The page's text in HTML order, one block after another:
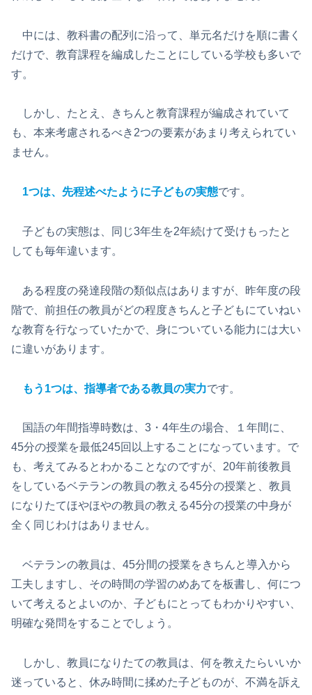
中には、教科書の配列に沿って、単元名だけを順に書く
だけで、教育課程を編成したことにしている学校も多いで
す。
しかし、たとえ、きちんと教育課程が編成されていて
も、本来考慮されるべき2つの要素があまり考えられてい
ません。
1つは、先程述べたように子どもの実態です。
子どもの実態は、同じ3年生を2年続けて受けもったと
しても毎年違います。
ある程度の発達段階の類似点はありますが、昨年度の段
階で、前担任の教員がどの程度きちんと子どもにていねい
な教育を行なっていたかで、身についている能力には大い
に違いがあります。
もう1つは、指導者である教員の実力です。
国語の年間指導時数は、3・4年生の場合、１年間に、
45分の授業を最低245回以上することになっています。で
も、考えてみるとわかることなのですが、20年前後教員
をしているベテランの教員の教える45分の授業と、教員
になりたてほやほやの教員の教える45分の授業の中身が
全く同じわけはありません。
ベテランの教員は、45分間の授業をきちんと導入から
工夫しますし、その時間の学習のめあてを板書し、何につ
いて考えるとよいのか、子どもにとってもわかりやすい、
明確な発問をすることでしょう。
しかし、教員になりたての教員は、何を教えたらいいか
迷っていると、休み時間に揉めた子どものが、不満を訴え